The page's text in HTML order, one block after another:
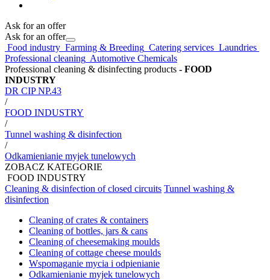
Ask for an offer
Ask for an offer
Food industry Farming & Breeding Catering services Laundries
Professional cleaning Automotive Chemicals
Professional cleaning & disinfecting products - FOOD
INDUSTRY
DR CIP NP.43
/
FOOD INDUSTRY
/
Tunnel washing & disinfection
/
Odkamienianie myjek tunelowych
ZOBACZ KATEGORIE
FOOD INDUSTRY
Cleaning & disinfection of closed circuits Tunnel washing &
disinfection
Cleaning of crates & containers
Cleaning of bottles, jars & cans
Cleaning of cheesemaking moulds
Cleaning of cottage cheese moulds
Wspomaganie mycia i odpienianie
Odkamienianie myjek tunelowych